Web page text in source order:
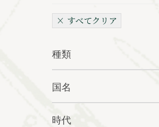
× すべてクリア
種類
国名
時代